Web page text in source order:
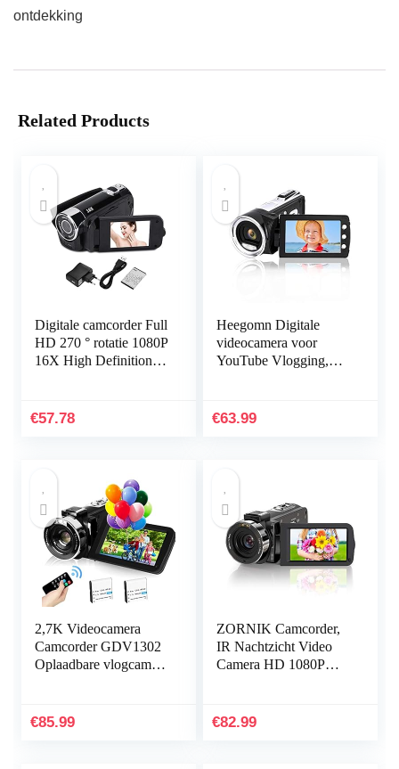
ontdekking
Related Products
Digitale camcorder Full
HD 270 ° rotatie 1080P
16X High Definition
€57.78
Heegomn Digitale
videocamera voor
YouTube Vlogging,
kinderen/kinderen/begi
€63.99
2,7K Videocamera
Camcorder GDV1302
Oplaadbare vlogcamera
camcorder met
€85.99
ZORNIK Camcorder,
IR Nachtzicht Video
Camera HD 1080P
270 Graden Draaibaar
€82.99